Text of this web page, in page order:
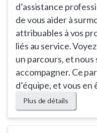
d’assistance
de vous aider à
attribuables à vos
liés au service.
un parcours, et nous
accompagner. Ce
d’équipe, et vous
Plus de détails